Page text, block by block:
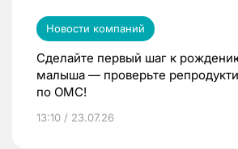
Новости компаний
Сделайте первый шаг к
малыша — проверьте
по ОМС!
13:10 / 23.07.26